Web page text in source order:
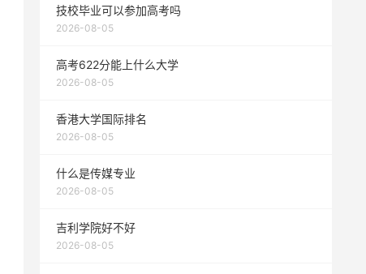
技校毕业可以参加高考吗
2026-08-05
高考622分能上什么大学
2026-08-05
香港大学国际排名
2026-08-05
什么是传媒专业
2026-08-05
吉利学院好不好
2026-08-05